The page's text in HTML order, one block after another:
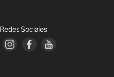
Redes Sociales